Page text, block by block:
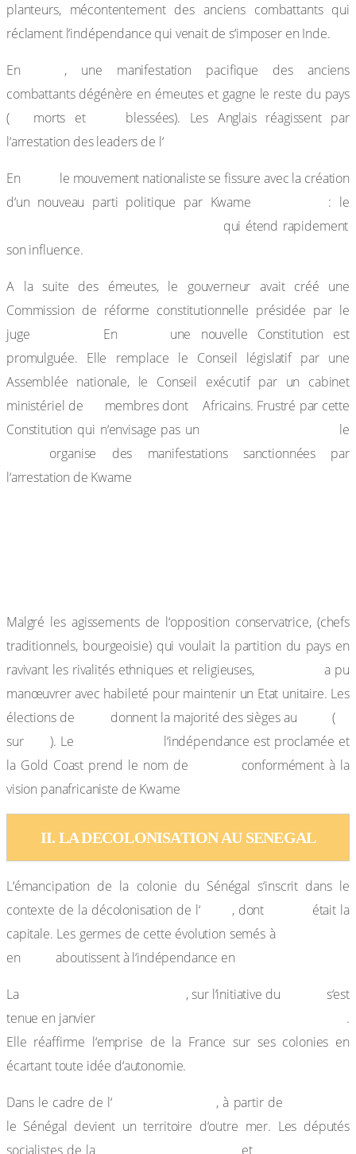
planteurs, mécontentement des anciens combattants qui
réclament l‘indépendance qui venait de s‘imposer en Inde.
En
, une manifestation pacifique des anciens
combattants dégénère en émeutes et gagne le reste du pays
(29 morts et
blessées). Les Anglais réagissent par
l‘arrestation des leaders de l‘UGCC.
En
le mouvement nationaliste se fissure avec la création
d‘un nouveau parti politique par Kwame
: le
qui étend rapidement
son influence.
A la suite des émeutes, le gouverneur avait créé une
Commission de réforme constitutionnelle présidée par le
juge
En
une nouvelle Constitution est
promulguée. Elle remplace le Conseil législatif par une
Assemblée nationale, le Conseil exécutif par un cabinet
ministériel de
membres dont 8Africains. Frustré par cette
Constitution qui n‘envisage pas un
le
organise des manifestations sanctionnées par
l‘arrestation de Kwame
Malgré les agissements de l‘opposition conservatrice, (chefs
traditionnels, bourgeoisie) qui voulait la partition du pays en
ravivant les rivalités ethniques et religieuses,
a pu
manœuvrer avec habileté pour maintenir un Etat unitaire. Les
élections de
donnent la majorité des sièges au (72
sur
). Le
l‘indépendance est proclamée et
la Gold Coast prend le nom de
conformément à la
vision panafricaniste de Kwame
II. LA DECOLONISATION AU SENEGAL
L‘émancipation de la colonie du Sénégal s‘inscrit dans le
contexte de la décolonisation de l‘AOF , dont
était la
capitale. Les germes de cette évolution semés à
en
aboutissent à l‘indépendance en
La , sur l‘initiative du
s‘est
tenue en janvier
.
Elle réaffirme l‘emprise de la France sur ses colonies en
écartant toute idée d‘autonomie.
Dans le cadre de l‘ , à partir de
le Sénégal devient un territoire d‘outre mer. Les députés
socialistes de la
et